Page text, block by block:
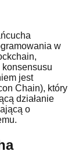
w
jest
Chain), który
działanie
o